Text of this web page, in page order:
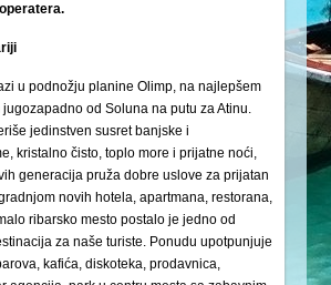
u podnožju planine Olimp, na najlepšem
od Soluna na putu za Atinu.
jedinstven susret banjske i
kristalno čisto, toplo more i prijatne noći,
generacija pruža dobre uslove za prijatan
novih hotela, apartmana, restorana,
ribarsko mesto postalo je jedno od
za naše turiste. Ponudu upotpunjuje
kafića, diskoteka, prodavnica,